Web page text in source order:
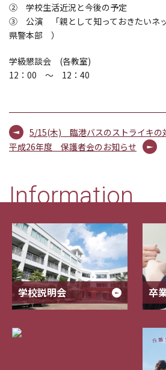
② 学校生活近況と今後の予定
③ 公演 「親として知っておきたいネ
県警本部 ）
学級懇談会 (各教室)
12：00 ～ 12：40
5/15(木) 臨港バスのストライキの
平成26年度 保護者会のお知らせ
Information
学校説明会 卒